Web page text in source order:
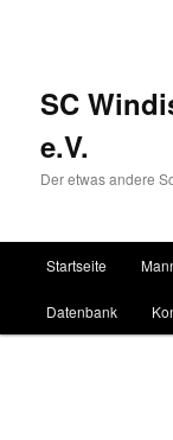
SC
e.V.
Der etwas andere
Zum Inhalt
Zum
Startseite
Datenbank